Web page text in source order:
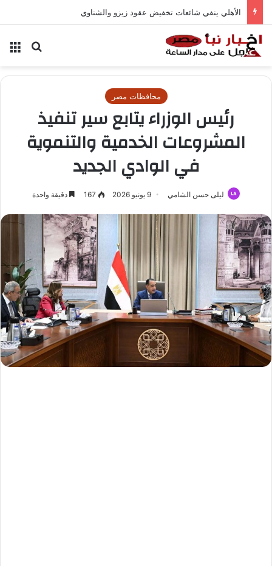
الأهلي ينفي شائعات تخفيض عقود زيزو والشناوي
بحث
محافظات مصر
رئيس الوزراء يتابع سير تنفيذ
المشروعات الخدمية والتنموية
في الوادي الجديد
ليلى حسن الشامي 9 يونيو 2026 167 دقيقة واحدة